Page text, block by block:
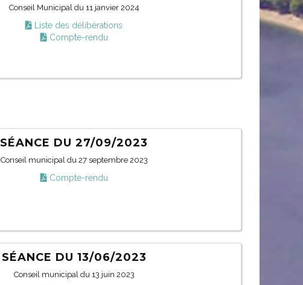
Conseil Municipal du 11 janvier 2024
Liste des délibérations
Compte-rendu
SÉANCE DU 27/09/2023
Conseil municipal du 27 septembre 2023
Compte-rendu
SÉANCE DU 13/06/2023
Conseil municipal du 13 juin 2023